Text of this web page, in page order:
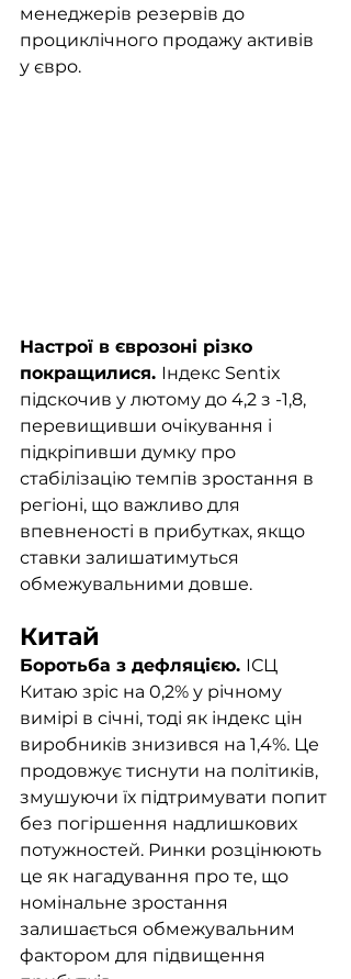
менеджерів резервів до
проциклічного продажу активів
у євро.
Настрої в єврозоні різко
покращилися. Індекс Sentix
підскочив у лютому до 4,2 з -1,8,
перевищивши очікування і
підкріпивши думку про
стабілізацію темпів зростання в
регіоні, що важливо для
впевненості в прибутках, якщо
ставки залишатимуться
обмежувальними довше.
Китай
Боротьба з дефляцією. ІСЦ
Китаю зріс на 0,2% у річному
вимірі в січні, тоді як індекс цін
виробників знизився на 1,4%. Це
продовжує тиснути на політиків,
змушуючи їх підтримувати попит
без погіршення надлишкових
потужностей. Ринки розцінюють
це як нагадування про те, що
номінальне зростання
залишається обмежувальним
фактором для підвищення